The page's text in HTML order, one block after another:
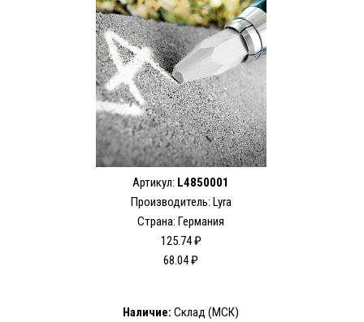
Артикул: L4850001
Производитель: Lyra
Страна: Германия
125.74 ₽
68.04 ₽
Наличие: Склад (МСК)